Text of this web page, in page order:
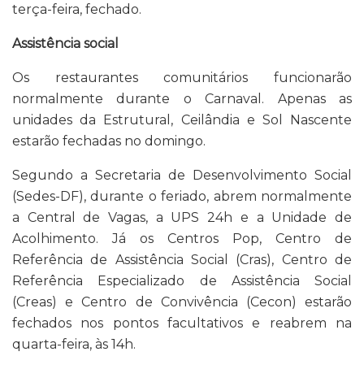
terça-feira, fechado.
Assistência social
Os restaurantes comunitários funcionarão
normalmente durante o Carnaval. Apenas as
unidades da Estrutural, Ceilândia e Sol Nascente
estarão fechadas no domingo.
Segundo a Secretaria de Desenvolvimento Social
(Sedes-DF), durante o feriado, abrem normalmente
a Central de Vagas, a UPS 24h e a Unidade de
Acolhimento. Já os Centros Pop, Centro de
Referência de Assistência Social (Cras), Centro de
Referência Especializado de Assistência Social
(Creas) e Centro de Convivência (Cecon) estarão
fechados nos pontos facultativos e reabrem na
quarta-feira, às 14h.